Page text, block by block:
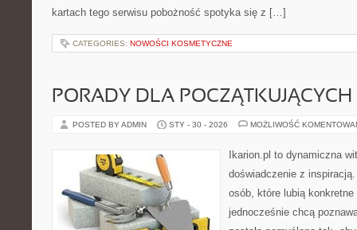
kartach tego serwisu pobożność spotyka się z […]
CATEGORIES: NOWOŚCI KOSMETYCZNE
PORADY DLA
POSTED BY ADMIN STY - 30 - 2026 MOŻLIWOŚĆ
Ikarion.pl to dynamiczna
doświadczenie z
osób, które lubią
jednocześnie chcą